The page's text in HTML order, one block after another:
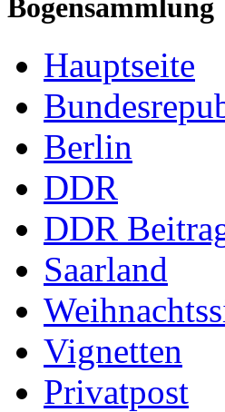
Bogensammlung
Hauptseite
Berlin
DDR
DDR
Saarland
Vignetten
Privatpost